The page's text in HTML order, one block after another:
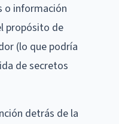
o información
propósito de
(lo que podría
de secretos
detrás de la